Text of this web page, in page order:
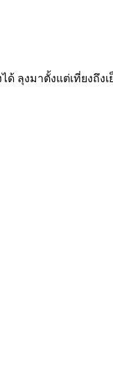
ลุงมาตั้งแต่เที่ยงถึงเ